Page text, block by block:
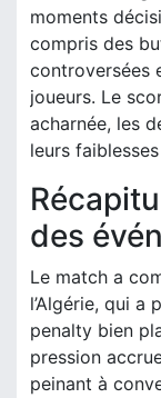
moments
compris des
controversées
joueurs. Le
acharnée, les
leurs
des
Le match a
l’Algérie, qui a
penalty bien
pression
peinant à